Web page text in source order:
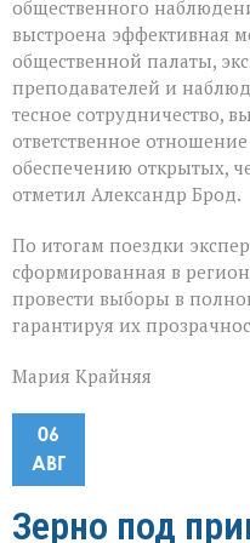
общественного
выстроена эффективная
общественной палаты,
преподавателей и
тесное сотрудничество,
ответственное
обеспечению открытых,
отметил Александр Брод.
По итогам поездки
сформированная в
провести выборы в
гарантируя их
Мария Крайняя
06
АВГ
Зерно под